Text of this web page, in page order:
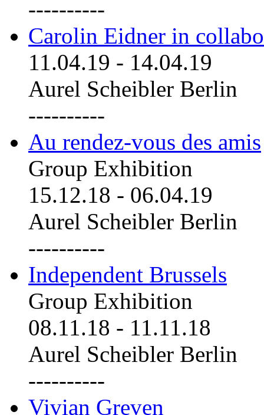
----------
Carolin Eidner in
11.04.19 - 14.04.19
Aurel Scheibler Berlin
----------
Au rendez-vous des amis
Group Exhibition
15.12.18 - 06.04.19
Aurel Scheibler Berlin
----------
Independent Brussels
Group Exhibition
08.11.18 - 11.11.18
Aurel Scheibler Berlin
----------
Vivian Greven